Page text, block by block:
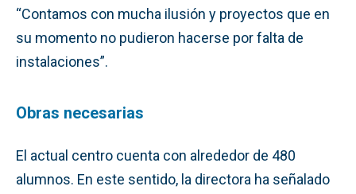
“Contamos con mucha ilusión y proyectos que en
su momento no pudieron hacerse por falta de
instalaciones”.
Obras necesarias
El actual centro cuenta con alrededor de 480
alumnos. En este sentido, la directora ha señalado